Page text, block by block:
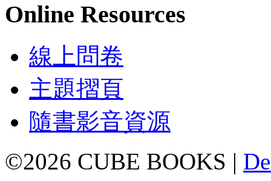
Online Resources
線上問卷
主題摺頁
隨書影音資源
©2026 CUBE BOOKS |